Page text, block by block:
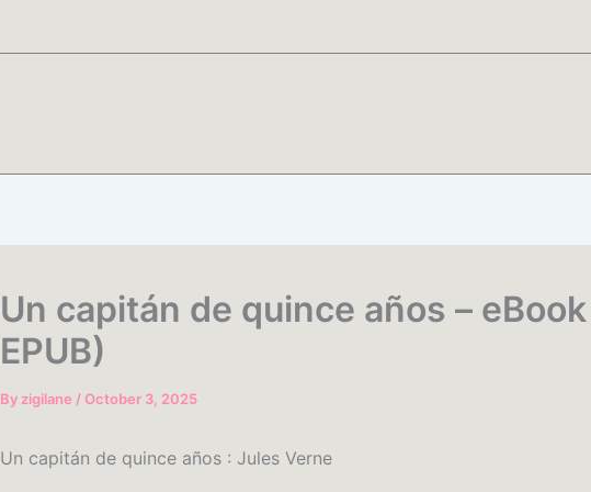
Un capitán de quince años – eBook
EPUB)
By zigilane /October 3, 2025
Un capitán de quince años : Jules Verne